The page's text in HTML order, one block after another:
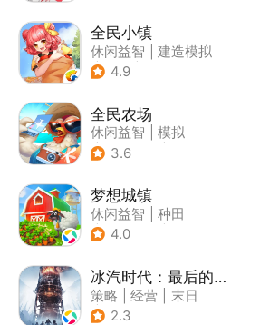
全民小镇
休闲益智
建造模拟
| 卡通
4.9
全民农场
休闲益智
模拟
| 田园生活
3.6
梦想城镇
休闲益智
种田
| 田园生活
4.0
冰汽时代：最后的家园
策略 经营
末日
| steam游戏
2.3